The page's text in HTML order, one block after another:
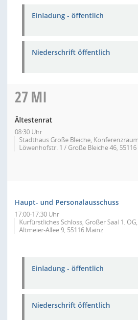
Einladung - öffentlich
Niederschrift öffentlich
27MI
Ältestenrat
08:30 Uhr
Stadthaus Große Bleiche,
Löwenhofstr. 1 / Große Bleiche 46,
Haupt- und Personalausschuss
17:00-17:30 Uhr
Kurfürstliches Schloss, Großer Saal 1.
Altmeier-Allee 9, 55116 Mainz
Einladung - öffentlich
Niederschrift öffentlich